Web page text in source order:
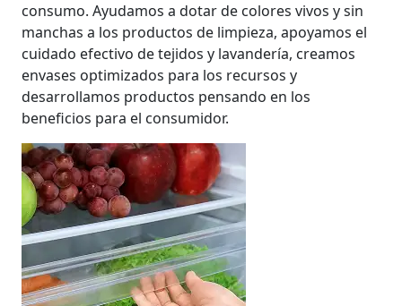
consumo. Ayudamos a dotar de colores vivos y sin
manchas a los productos de limpieza, apoyamos el
cuidado efectivo de tejidos y lavandería, creamos
envases optimizados para los recursos y
desarrollamos productos pensando en los
beneficios para el consumidor.